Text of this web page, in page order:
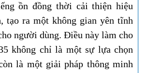
ồn đồng thời cải thiện hiệu
tạo ra một không gian yên tĩnh
người dùng. Điều này làm cho
không chỉ là một sự lựa chọn
là một giải pháp thông minh